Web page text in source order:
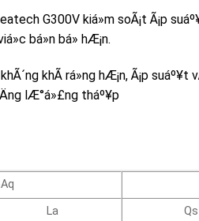
G300V kiá»m soÃ¡t Ã¡p
bá»n bá» hÆ¡n.
khÃ­ rá»ng hÆ¡n, Ã¡p
lÆ°á»£ng tháº¥p
La
Qs